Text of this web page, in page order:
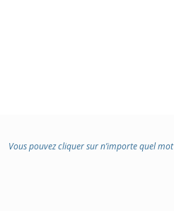
Vous pouvez cliquer sur n’importe quel